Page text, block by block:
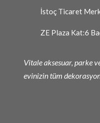
İstoç Ticaret
ZE Plaza Kat:6
Vitale aksesuar, parke
evinizin tüm